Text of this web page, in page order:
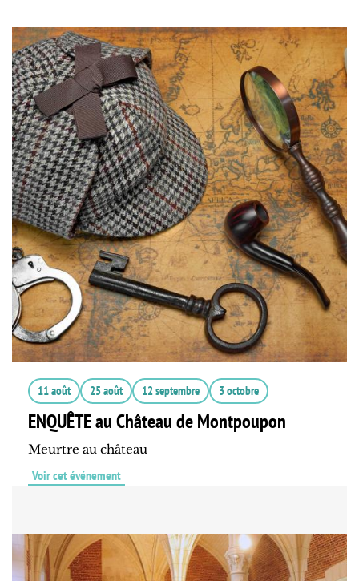
11 août 25 août 12 septembre 3 octobre
ENQUÊTE au Château de Montpoupon
Meurtre au château
Voir cet événement